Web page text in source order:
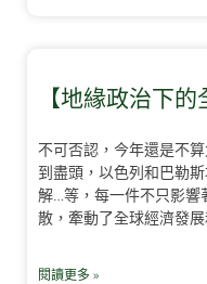
【地緣政治下的
不可否認，今年還是不
到盡頭，以色列和巴勒
解…等，每一件不只影響
散，牽動了全球經濟發
閱讀更多 »